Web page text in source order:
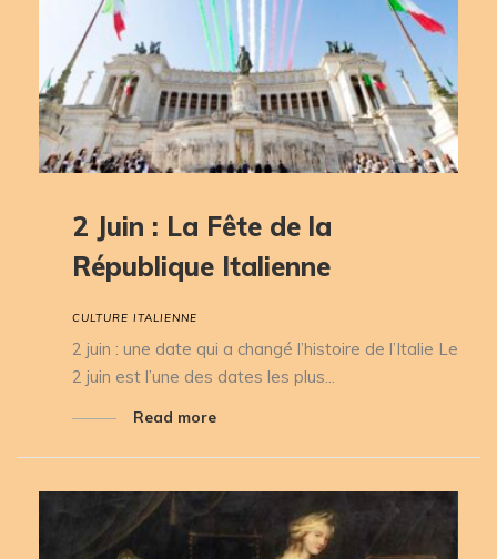
CULTURE ITALIENNE
2 Juin : La Fête de la
République Italienne
2 juin : une date qui a changé l’histoire de l’Italie Le
2 juin est l’une des dates les plus...
Read more